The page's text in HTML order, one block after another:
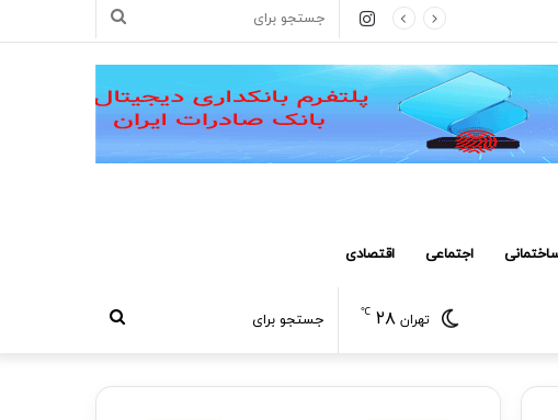
جستجو
اینستاگرام
اجتماعی اقتصادی
جستجو
برای
تهران ۲۸ ℃